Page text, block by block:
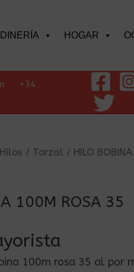
HOGAR
+34
Hilos / Torzal / HILO
100M ROSA 35
100m rosa 35 al por